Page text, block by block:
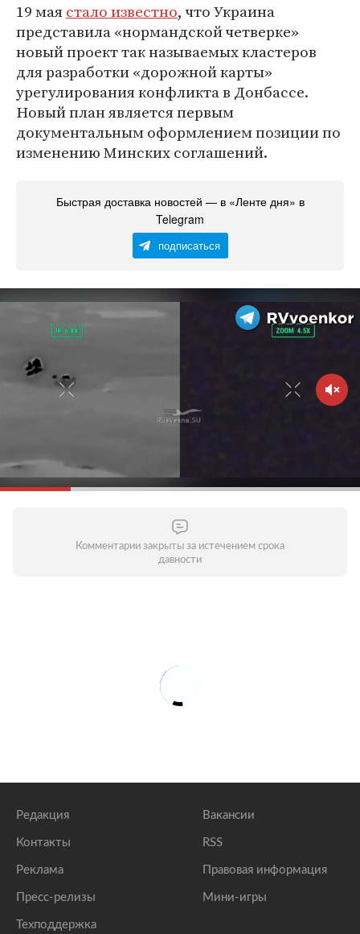
19 маястало известно, что Украина
представила «нормандской четверке»
новый проект так называемых кластеров
для разработки «дорожной карты»
урегулирования конфликта в Донбассе.
Новый план является первым
документальным оформлением позиции по
изменению Минских соглашений.
Быстрая доставка новостей — в «Ленте дня» в
Telegram
подписаться
Комментарии закрыты за истечением срока
давности
Редакция
Контакты
Реклама
Пресс-релизы
Техподдержка
Вакансии
RSS
Правовая информация
Мини-игры